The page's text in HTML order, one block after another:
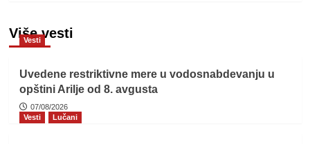
Više vesti
Vesti
Uvedene restriktivne mere u vodosnabdevanju u
opštini Arilje od 8. avgusta
07/08/2026
Vesti
Lučani